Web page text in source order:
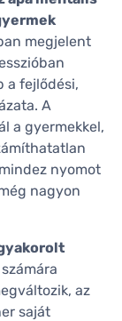
megjelent
a fejlődési,
A
a gyermekkel,
nyomot
nagyon
az
saját